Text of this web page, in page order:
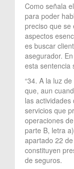
Como señala
para poder
preciso que se
aspectos
es buscar
asegurador.
esta sentencia
“34. A la luz
que, aun
las
servicios que
operaciones
parte B, letra
apartado 22
constituyen
de seguros.